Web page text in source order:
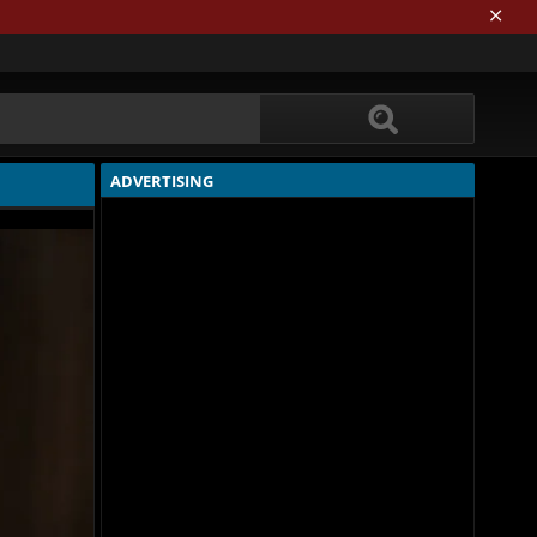
ADVERTISING